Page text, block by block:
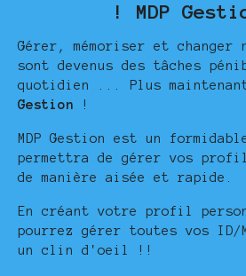
! MDP
Gérer, mémoriser et changer
sont devenus des tâches
quotidien ... Plus
Gestion !
MDP Gestion est un
permettra de gérer vos
de manière aisée et rapide.
En créant votre profil
pourrez gérer toutes vos ID/
un clin d'oeil !!